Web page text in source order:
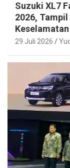
Suzuki XL7
2026,
29 Juli 2026